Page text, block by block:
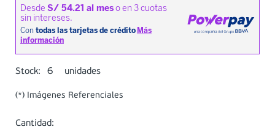
Stock: 6 unidades
(*) Imágenes Referenciales
Cantidad: